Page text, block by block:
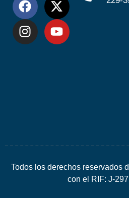
Todos los derechos reservados
con el RIF: J-